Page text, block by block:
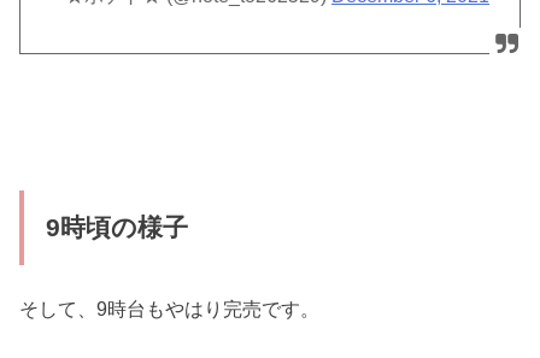
9時頃の様子
そして、9時台もやはり完売です。